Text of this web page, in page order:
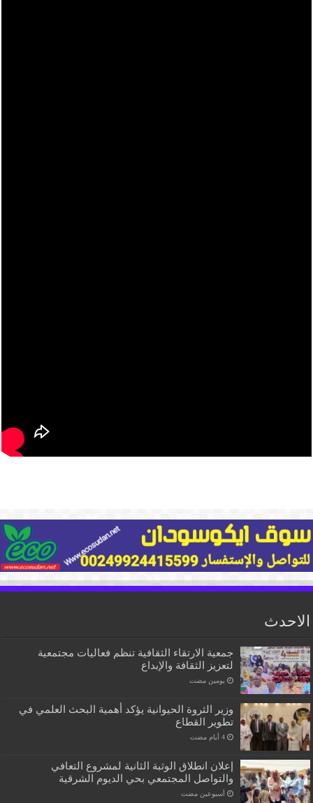
الاحدث
جمعية الارتقاء الثقافية تنظم فعاليات مجتمعية
لتعزيز الثقافة والإبداع
‏يومين مضت
وزير الثروة الحيوانية يؤكد أهمية البحث العلمي في
تطوير القطاع
‏4 أيام مضت
إعلان انطلاق الوثبة الثانية لمشروع التعافي
والتواصل المجتمعي بحي الديوم الشرقية
‏أسبوعين مضت